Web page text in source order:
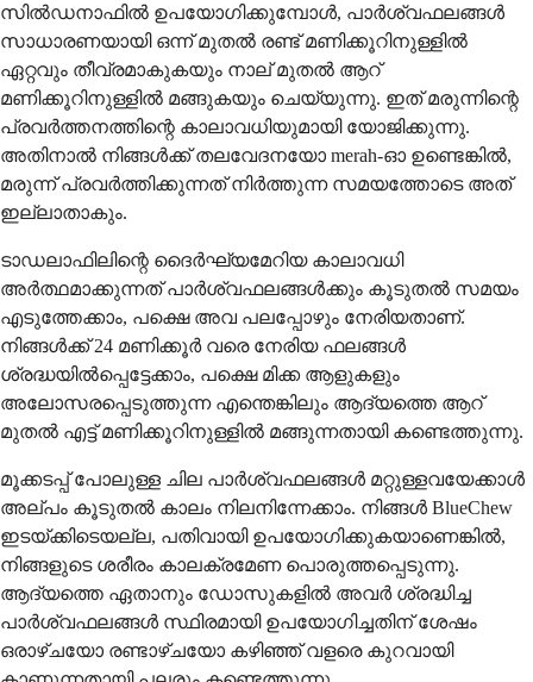
സിൽഡനാഫിൽ ഉപയോഗിക്കുമ്പോൾ, പാർശ്വഫലങ്ങൾ
സാധാരണയായി ഒന്ന് മുതൽ രണ്ട് മണിക്കൂറിനുള്ളിൽ
ഏറ്റവും തീവ്രമാകുകയും നാല് മുതൽ ആറ്
മണിക്കൂറിനുള്ളിൽ മങ്ങുകയും ചെയ്യുന്നു. ഇത് മരുന്നിന്റെ
പ്രവർത്തനത്തിന്റെ കാലാവധിയുമായി യോജിക്കുന്നു.
അതിനാൽ നിങ്ങൾക്ക് തലവേദനയോ merah-ഓ ഉണ്ടെങ്കിൽ,
മരുന്ന് പ്രവർത്തിക്കുന്നത് നിർത്തുന്ന സമയത്തോടെ അത്
ഇല്ലാതാകും.
ടാഡലാഫിലിന്റെ ദൈർഘ്യമേറിയ കാലാവധി
അർത്ഥമാക്കുന്നത് പാർശ്വഫലങ്ങൾക്കും കൂടുതൽ സമയം
എടുത്തേക്കാം, പക്ഷെ അവ പലപ്പോഴും നേരിയതാണ്.
നിങ്ങൾക്ക് 24 മണിക്കൂർ വരെ നേരിയ ഫലങ്ങൾ
ശ്രദ്ധയിൽപ്പെട്ടേക്കാം, പക്ഷെ മിക്ക ആളുകളും
അലോസരപ്പെടുത്തുന്ന എന്തെങ്കിലും ആദ്യത്തെ ആറ്
മുതൽ എട്ട് മണിക്കൂറിനുള്ളിൽ മങ്ങുന്നതായി കണ്ടെത്തുന്നു.
മൂക്കടപ്പ് പോലുള്ള ചില പാർശ്വഫലങ്ങൾ മറ്റുള്ളവയേക്കാൾ
അല്പം കൂടുതൽ കാലം നിലനിന്നേക്കാം. നിങ്ങൾ BlueChew
ഇടയ്ക്കിടെയല്ല, പതിവായി ഉപയോഗിക്കുകയാണെങ്കിൽ,
നിങ്ങളുടെ ശരീരം കാലക്രമേണ പൊരുത്തപ്പെടുന്നു.
ആദ്യത്തെ ഏതാനും ഡോസുകളിൽ അവർ ശ്രദ്ധിച്ച
പാർശ്വഫലങ്ങൾ സ്ഥിരമായി ഉപയോഗിച്ചതിന് ശേഷം
ഒരാഴ്ചയോ രണ്ടാഴ്ചയോ കഴിഞ്ഞ് വളരെ കുറവായി